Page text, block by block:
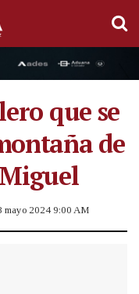
que se
de
mayo 2024 9:00 AM